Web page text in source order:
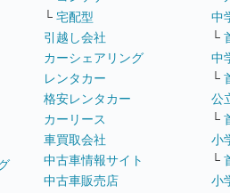
└ 宅配型
引越し会社
カーシェアリング
レンタカー
格安レンタカー
カーリース
車買取会社
中古車情報サイト
中古車販売店
中
└
中
└
公
└
小
└
小